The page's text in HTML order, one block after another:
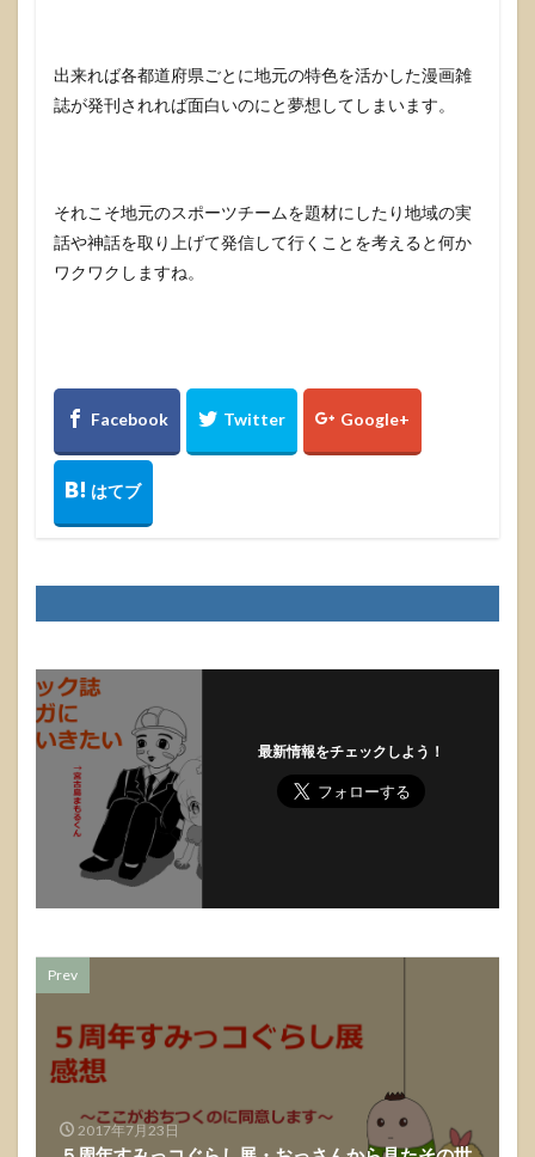
出来れば各都道府県ごとに地元の特色を活かした漫画雑
誌が発刊されれば面白いのにと夢想してしまいます。
それこそ地元のスポーツチームを題材にしたり地域の実
話や神話を取り上げて発信して行くことを考えると何か
ワクワクしますね。
最新情報をチェックしよう！
Prev
2017年7月23日